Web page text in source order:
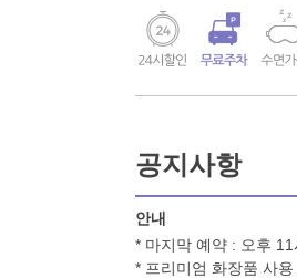
공지사항
안내
* 마지막 예약 : 오후
* 프리미엄 화장품 사